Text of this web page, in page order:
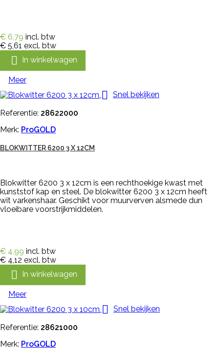
€ 6,79 incl. btw
€ 5,61 excl. btw
 In winkelwagen
Meer
 Snel bekijken
Referentie: 28622000
Merk: ProGOLD
BLOKWITTER 6200 3 X 12CM
Blokwitter 6200 3 x 12cm is een rechthoekige kwast met
kunststof kap en steel. De blokwitter 6200 3 x 12cm heeft
wit varkenshaar. Geschikt voor muurverven alsmede dun
vloeibare voorstrijkmiddelen.
€ 4,99 incl. btw
€ 4,12 excl. btw
 In winkelwagen
Meer
 Snel bekijken
Referentie: 28621000
Merk: ProGOLD